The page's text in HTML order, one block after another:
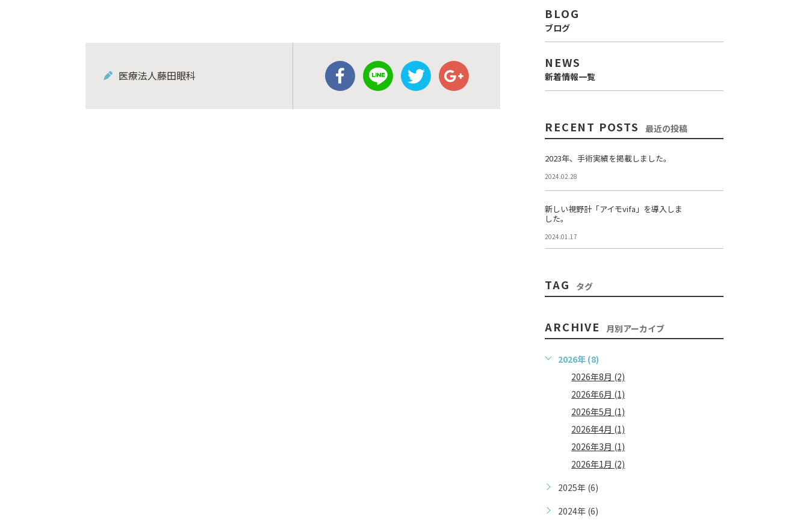
医療法人藤田眼科
BLOG
ブログ
NEWS
新着情報一覧
RECENT POSTS 最近の投稿
2023年、手術実績を掲載しました。
2024.02.28
新しい視野計「アイモvifa」を導入しま
した。
2024.01.17
TAG タグ
ARCHIVE 月別アーカイブ
2026年 (8)
2026年8月 (2)
2026年6月 (1)
2026年5月 (1)
2026年4月 (1)
2026年3月 (1)
2026年1月 (2)
2025年 (6)
2024年 (6)